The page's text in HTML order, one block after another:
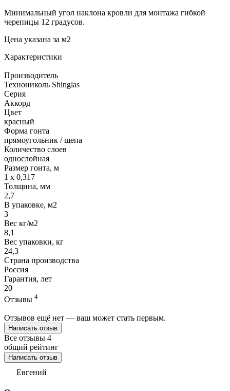
Минимальный угол наклона кровли для монтажа гибкой
черепицы 12 градусов.
Цена указана за м2
Характеристики
Производитель
Технониколь Shinglas
Серия
Аккорд
Цвет
красный
Форма гонта
прямоугольник / щепа
Количество слоев
однослойная
Размер гонта, м
1 x 0,317
Толщина, мм
2,7
В упаковке, м2
3
Вес кг/м2
8,1
Вес упаковки, кг
24,3
Страна производства
Россия
Гарантия, лет
20
Отзывы 4
Отзывов ещё нет — ваш может стать первым.
Написать отзыв
Все отзывы 4
общий рейтинг
Написать отзыв
Евгений